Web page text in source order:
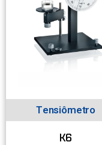
Tensiômetro
K6